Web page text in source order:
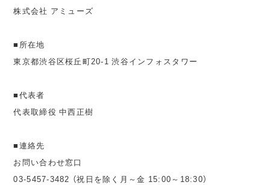
株式会社 アミューズ
■所在地
東京都渋谷区桜丘町20-1 渋谷インフォスタワー
■代表者
代表取締役 中西正樹
■連絡先
お問い合わせ窓口
03-5457-3482 （祝日を除く月～金 15:00～18:30）